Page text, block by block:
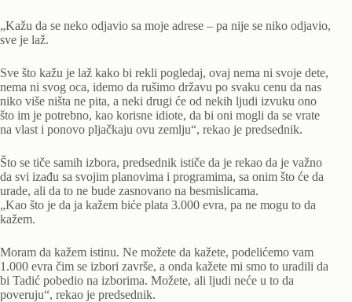
„Kažu da se neko odjavio sa moje adrese – pa nije se niko odjavio,
sve je laž.
Sve što kažu je laž kako bi rekli pogledaj, ovaj nema ni svoje dete,
nema ni svog oca, idemo da rušimo državu po svaku cenu da nas
niko više ništa ne pita, a neki drugi će od nekih ljudi izvuku ono
što im je potrebno, kao korisne idiote, da bi oni mogli da se vrate
na vlast i ponovo pljačkaju ovu zemlju“, rekao je predsednik.
Što se tiče samih izbora, predsednik ističe da je rekao da je važno
da svi izađu sa svojim planovima i programima, sa onim što će da
urade, ali da to ne bude zasnovano na besmislicama.
„Kao što je da ja kažem biće plata 3.000 evra, pa ne mogu to da
kažem.
Moram da kažem istinu. Ne možete da kažete, podelićemo vam
1.000 evra čim se izbori završe, a onda kažete mi smo to uradili da
bi Tadić pobedio na izborima. Možete, ali ljudi neće u to da
poveruju“, rekao je predsednik.